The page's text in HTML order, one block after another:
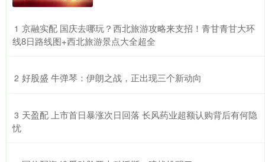
1 ​京融实配 国庆去哪玩？西北旅游攻略来支招！青甘青甘大环
线8日路线图+西北旅游景点大全超全
2 ​好股盛 牛弹琴：伊朗之战，正出现三个新动向
3 ​天盈配 上市首日暴涨次日回落 长风药业超额认购背后有何隐
忧